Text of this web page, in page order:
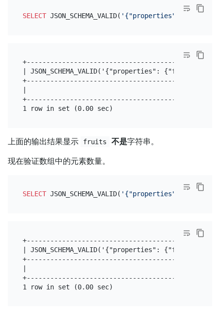
SELECT JSON_SCHEMA_VALID( '{"properties":
| JSON_SCHEMA_VALID('{"properties":
上面的输出结果显示 fruits 不是字符串。
现在验证数组中的元素数量。
SELECT JSON_SCHEMA_VALID( '{"properties":
| JSON_SCHEMA_VALID('{"properties":
|